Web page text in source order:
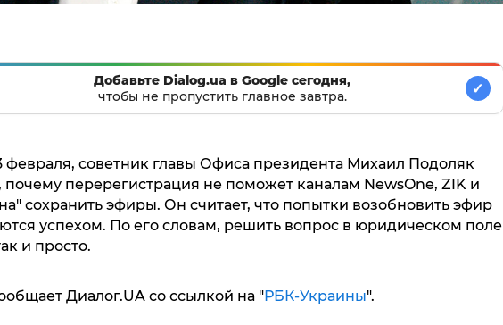
Добавьте Dialog.ua в Google сегодня,
чтобы не пропустить главное завтра.
✓
февраля, советник главы Офиса президента Михаил Подоляк
почему перерегистрация не поможет каналам NewsOne, ZIK и
сохранить эфиры. Он считает, что попытки возобновить эфир
успехом. По его словам, решить вопрос в юридическом поле
и просто.
Диалог.UA со ссылкой на "РБК-Украины".